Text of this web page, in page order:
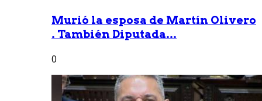
Murió la esposa de Martín Olivero
. También Diputada...
0